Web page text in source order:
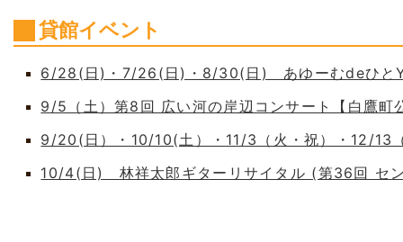
貸館イベント
6/28(日)・7/26(日)・8/30(日) あゆーむdeひと
9/5（土）第8回 広い河の岸辺コンサート【白鷹町
9/20(日）・10/10(土）・11/3（火・祝）・12/
10/4(日) 林祥太郎ギターリサイタル (第36回 セ